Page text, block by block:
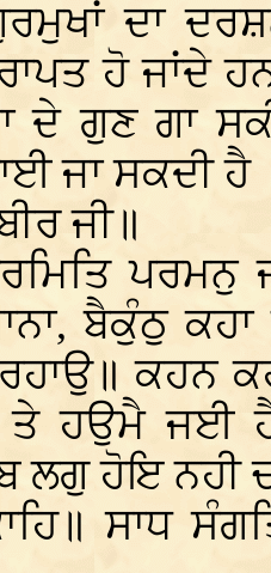
ਦਾ
ਹੋ ਜਾਂਦੇ
ਦੇ ਗੁਣ ਗਾ
ਜਾ ਸਕਦੀ ਹੈ
ਜੀ॥
ਪਰਮਨੁ
ਬੈਕੁੰਠੁ
ਕਹਨ
ਤੇ ਹਉਮੈ ਜਈ
ਹੋਇ ਨਹੀ
ਸਾਧ